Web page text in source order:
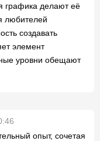
графика делают её
любителей
создавать
элемент
уровни обещают
опыт, сочетая